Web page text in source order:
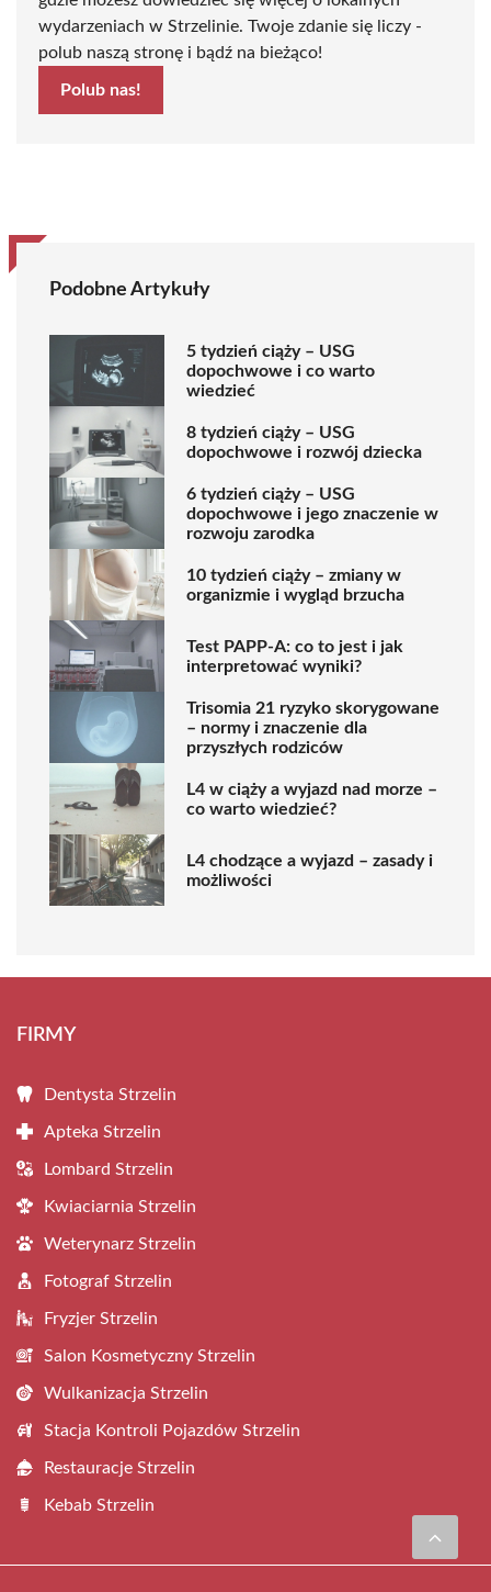
wydarzeniach w Strzelinie. Twoje zdanie się liczy -
polub naszą stronę i bądź na bieżąco!
Polub nas!
Podobne Artykuły
5 tydzień ciąży – USG
dopochwowe i co warto
wiedzieć
8 tydzień ciąży – USG
dopochwowe i rozwój dziecka
6 tydzień ciąży – USG
dopochwowe i jego znaczenie w
rozwoju zarodka
10 tydzień ciąży – zmiany w
organizmie i wygląd brzucha
Test PAPP-A: co to jest i jak
interpretować wyniki?
Trisomia 21 ryzyko skorygowane
– normy i znaczenie dla
przyszłych rodziców
L4 w ciąży a wyjazd nad morze –
co warto wiedzieć?
L4 chodzące a wyjazd – zasady i
możliwości
FIRMY
Dentysta Strzelin
Apteka Strzelin
Lombard Strzelin
Kwiaciarnia Strzelin
Weterynarz Strzelin
Fotograf Strzelin
Fryzjer Strzelin
Salon Kosmetyczny Strzelin
Wulkanizacja Strzelin
Stacja Kontroli Pojazdów Strzelin
Restauracje Strzelin
Kebab Strzelin